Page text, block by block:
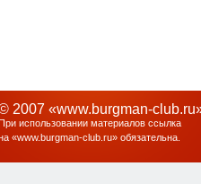
2007 «www.burgman-
использовании материалов ссылка
«www.burgman-club.ru» обязательна